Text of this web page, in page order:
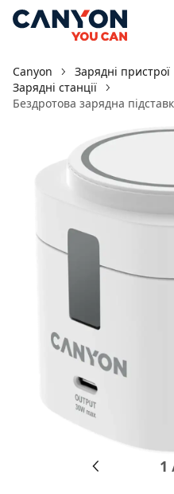
Canyon Зарядні пристрої
Зарядні станції
Бездротова зарядна
1